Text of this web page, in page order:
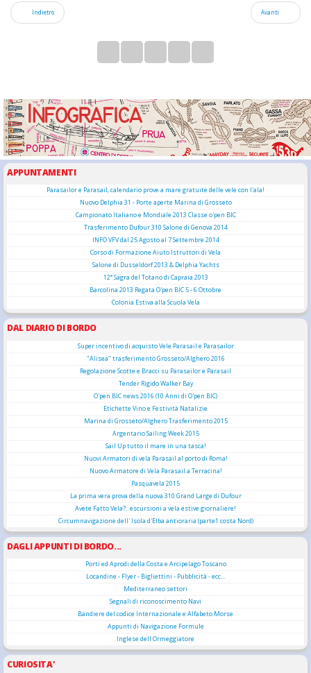
Indietro Avanti
APPUNTAMENTI
Parasailor e Parasail, calendario prove a mare gratuite delle vele con l'ala!
Nuovo Delphia 31 - Porte aperte Marina di Grosseto
Campionato Italiano e Mondiale 2013 Classe o'pen BIC
Trasferimento Dufour 310 Salone di Genova 2014
INFO VFV dal 25 Agosto al 7 Settembre 2014
Corso di Formazione Aiuto Istruttori di Vela
Salone di Dusseldorf 2013 & Delphia Yachts
12° Sagra del Totano di Capraia 2013
Barcolina 2013 Regata O'pen BIC 5 - 6 Ottobre
Colonia Estiva alla Scuola Vela
DAL DIARIO DI BORDO
Super incentivo di acquisto Vele Parasail e Parasailor
"Alisea" trasferimento Grosseto/Alghero 2016
Regolazione Scotte e Bracci su Parasailor e Parasail
Tender Rigido Walker Bay
O'pen BIC news 2016 (10 Anni di O'pen BIC)
Etichette Vino e Festività Natalizie
Marina di Grosseto/Alghero Trasferimento 2015
Argentario Sailing Week 2015
Sail Up tutto il mare in una tasca!
Nuovi Armatori di vela Parasail al porto di Roma!
Nuovo Armatore di Vela Parasail a Terracina!
Pasquavela 2015
La prima vera prova della nuova 310 Grand Large di Dufour
Avete Fatto Vela?.. escursioni a vela estive giornaliere!
Circumnavigazione dell' Isola d'Elba antioraria (parte1 costa Nord)
DAGLI APPUNTI DI BORDO...
Porti ed Aprodi della Costa e Arcipelago Toscano
Locandine - Flyer - Bigliettini - Pubblicità - ecc...
Mediterraneo settori
Segnali di riconoscimento Navi
Bandiere del codice Internazionale e Alfabeto Morse
Appunti di Navigazione Formule
Inglese dell Ormeggiatore
CURIOSITA'